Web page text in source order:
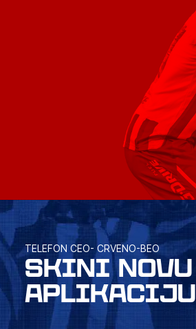
TELEFON CEO- CRVENO-BEO
SKINI NOVU
APLIKACIJU